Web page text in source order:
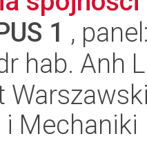
1 ,
hab. Anh
Mechaniki